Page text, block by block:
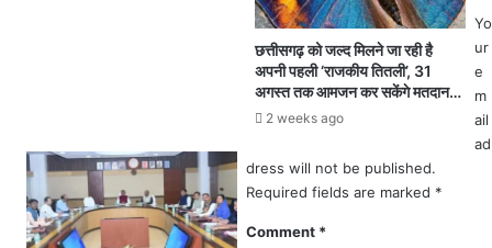
वा
ही
संहीं
दी
छत्तीसगढ़ को जल्द मिलने जा रही है
अपनी पहली ‘राजकीय तितली’, 31
अगस्त तक आमजन कर सकेंगे मतदान…
2 weeks ago
Yo
ur
e
m
ail
ad
dress will not be published.
Required fields are marked *
Comment *